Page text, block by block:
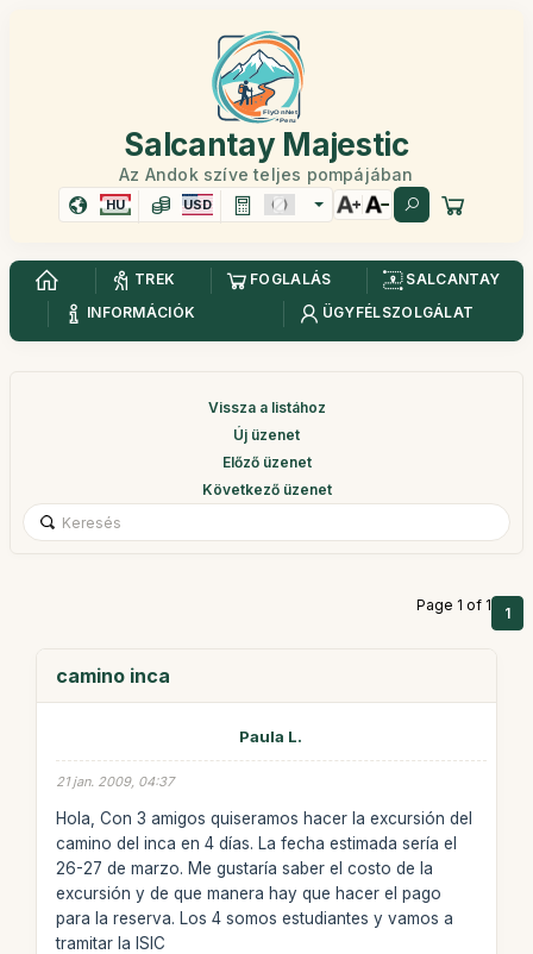
Salcantay Majestic
Az Andok szíve teljes pompájában
HU USD
TREK FOGLALÁS
SALCANTAY
INFORMÁCIÓK
ÜGYFÉLSZOLGÁLAT
Vissza a listához
Új üzenet
Előző üzenet
Következő üzenet
Page 1 of 1 1
camino inca
Paula L.
21 jan. 2009, 04:37
Hola, Con 3 amigos quiseramos hacer la excursión del
camino del inca en 4 días. La fecha estimada sería el
26-27 de marzo. Me gustaría saber el costo de la
excursión y de que manera hay que hacer el pago
para la reserva. Los 4 somos estudiantes y vamos a
tramitar la ISIC